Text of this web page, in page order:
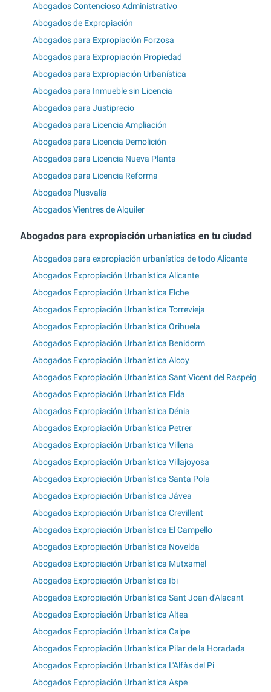
Abogados Contencioso Administrativo
Abogados de Expropiación
Abogados para Expropiación Forzosa
Abogados para Expropiación Propiedad
Abogados para Expropiación Urbanística
Abogados para Inmueble sin Licencia
Abogados para Justiprecio
Abogados para Licencia Ampliación
Abogados para Licencia Demolición
Abogados para Licencia Nueva Planta
Abogados para Licencia Reforma
Abogados Plusvalía
Abogados Vientres de Alquiler
Abogados para expropiación urbanística en tu ciudad
Abogados para expropiación urbanística de todo Alicante
Abogados Expropiación Urbanística Alicante
Abogados Expropiación Urbanística Elche
Abogados Expropiación Urbanística Torrevieja
Abogados Expropiación Urbanística Orihuela
Abogados Expropiación Urbanística Benidorm
Abogados Expropiación Urbanística Alcoy
Abogados Expropiación Urbanística Sant Vicent del Raspeig
Abogados Expropiación Urbanística Elda
Abogados Expropiación Urbanística Dénia
Abogados Expropiación Urbanística Petrer
Abogados Expropiación Urbanística Villena
Abogados Expropiación Urbanística Villajoyosa
Abogados Expropiación Urbanística Santa Pola
Abogados Expropiación Urbanística Jávea
Abogados Expropiación Urbanística Crevillent
Abogados Expropiación Urbanística El Campello
Abogados Expropiación Urbanística Novelda
Abogados Expropiación Urbanística Mutxamel
Abogados Expropiación Urbanística Ibi
Abogados Expropiación Urbanística Sant Joan d'Alacant
Abogados Expropiación Urbanística Altea
Abogados Expropiación Urbanística Calpe
Abogados Expropiación Urbanística Pilar de la Horadada
Abogados Expropiación Urbanística L'Alfàs del Pi
Abogados Expropiación Urbanística Aspe